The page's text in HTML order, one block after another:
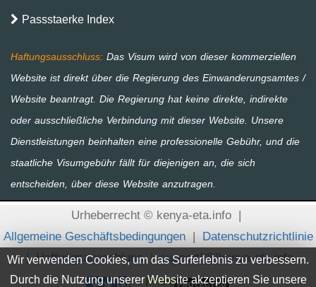
Passstaerke Index
Urheberrecht © kenya-eta.info |
Allgemeine Geschäftsbedingungen
|
Datenschutzrichtlinie
| Haftungsausschluss | support[@]kenya-eta.info
Wir verwenden Cookies, um das Surferlebnis zu verbessern.
Durch die Nutzung unserer Website akzeptieren Sie unsere